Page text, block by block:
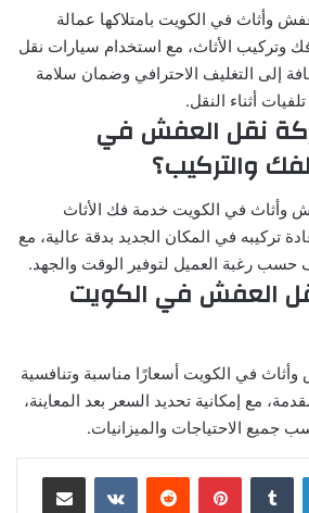
وأثاث في الكويت بامتلاكها عمالة
وتركيب الأثاث، مع استخدام سيارات نقل
إلى التغليف الاحترافي وضمان سلامة
أثناء النقل.
نقل العفش في
والتركيب؟
وأثاث في الكويت خدمة فك الأثاث
تركيبه في المكان الجديد بدقة عالية، مع
حسب رغبة العميل لتوفير الوقت والجهد.
العفش في الكويت
في الكويت أسعارًا مناسبة وتنافسية
مع إمكانية تحديد السعر بعد المعاينة،
جميع الاحتياجات والميزانيات.
لينكدإن بينتيريست مشاركة عبر البريد